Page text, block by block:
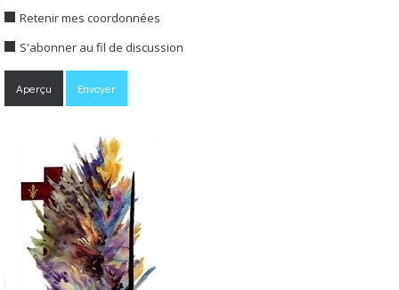
Retenir mes coordonnées
S'abonner au fil de discussion